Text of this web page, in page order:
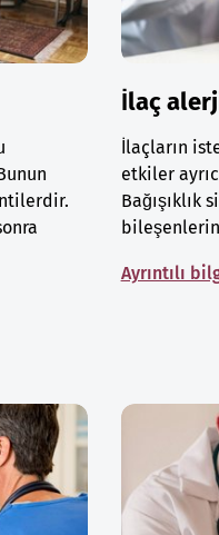
İlaç
İlaçların
etkiler
Bağışıklık
Ayrıntılı